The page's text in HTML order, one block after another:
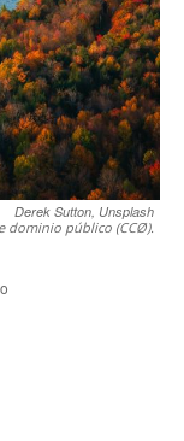
Derek Sutton, Unsplash
dominio público (CCØ).